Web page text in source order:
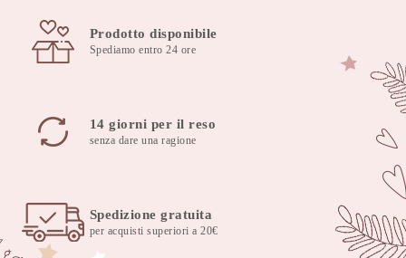
Prodotto disponibile
Spediamo entro 24 ore
14 giorni per il reso
senza dare una ragione
Spedizione gratuita
per acquisti superiori a 20€